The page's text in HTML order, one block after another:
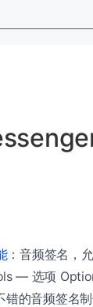
：音频签名，
— 选项
的音频签名